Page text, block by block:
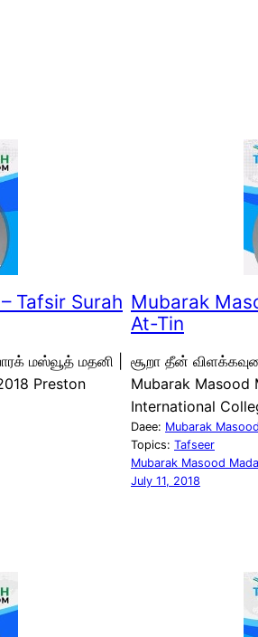
Tafsir Surah
மஸ்வூத் மதனி |
Preston
Mubarak
At-Tin
சூறா தீன்
Mubarak Masood
International
Daee: Mubarak
Topics: Tafseer
Mubarak Masood
July 11, 2018